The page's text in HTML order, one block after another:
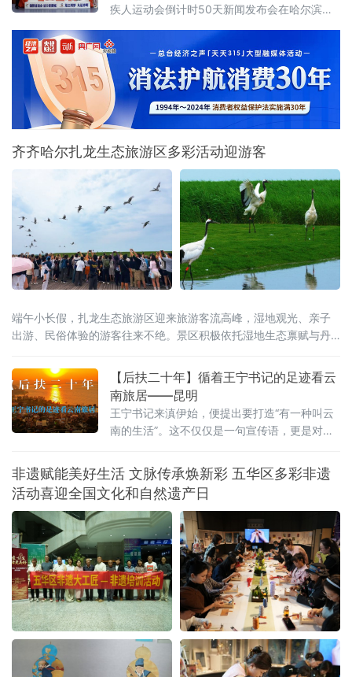
疾人运动会倒计时50天新闻发布会在哈尔滨举
与吉祥物，并通报赛事筹备、竞赛组织、服务
保障及文体旅融合等重点工作，标志着全省规
模最大的综合性体育盛会全面进入决战冲刺阶
段。齐齐哈尔时隔26年再度承办省级顶级赛
事，将以“简约、安全、精彩、独具特色”为目
标，倾力呈现一
齐齐哈尔扎龙生态旅游区多彩活动迎游客
端午小长假，扎龙生态旅游区迎来旅游客流高峰，湿地观光、亲子
出游、民俗体验的游客往来不绝。景区积极依托湿地生态禀赋与丹
色主题活动。才艺展演舞台上，游客踊跃登台互动，香包手工制作
区大家选用艾草、白芷等药材亲手缝制端午香囊，趣味知识问答、
投壶、射五毒等民俗游戏热闹开启。游客在观
【后扶二十年】循着王宁书记的足迹看云
南旅居——昆明
王宁书记来滇伊始，便提出要打造“有一种叫云
南的生活”。这不仅仅是一句宣传语，更是对这
客栈的风铃，是滤镜下的云卷云舒。直到我循
着王宁书记的足迹，走进昆明那些因水而迁、
因水而兴的土地，才读懂其深意：云南的生
活，不仅是造物主的偏爱，更是奋斗者的烟
火。一、有一种叫云南的生活，从心出发这
非遗赋能美好生活 文脉传承焕新彩 五华区多彩非遗
活动喜迎全国文化和自然遗产日